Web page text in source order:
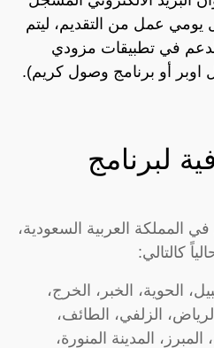
يومي عمل من التقديم، ليتم
في تطبيقات مزودي
اوبر أو برنامج وصول كريم).
لبرنامج
المملكة العربية السعودية،
كالتالي:
الحوية، الخبر، الخرج،
الزلفي، الطائف،
المدينة المنورة،